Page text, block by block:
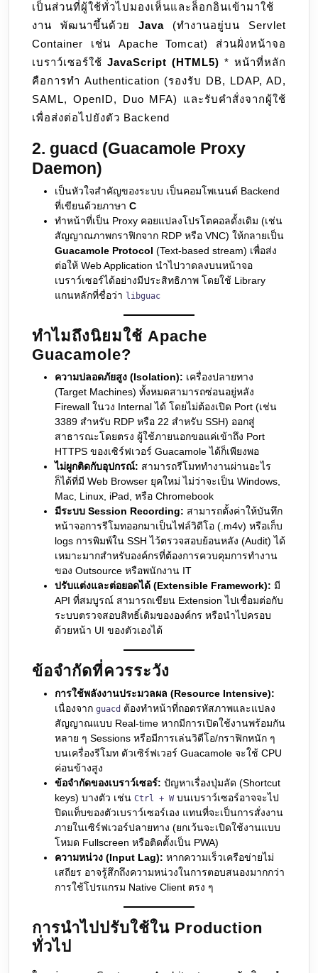
เป็นส่วนที่ผู้ใช้ทั่วไปมองเห็นและล็อกอินเข้ามาใช้
งาน พัฒนาขึ้นด้วย Java (ทำงานอยู่บน Servlet
Container เช่น Apache Tomcat) ส่วนฝั่งหน้าจอ
เบราว์เซอร์ใช้ JavaScript (HTML5) * หน้าที่หลัก
คือการทำ Authentication (รองรับ DB, LDAP, AD,
SAML, OpenID, Duo MFA) และรับคำสั่งจากผู้ใช้
เพื่อส่งต่อไปยังตัว Backend
2. guacd (Guacamole Proxy
Daemon)
เป็นหัวใจสำคัญของระบบ เป็นคอมโพเนนต์ Backend
ที่เขียนด้วยภาษา C
ทำหน้าที่เป็น Proxy คอยแปลงโปรโตคอลดั้งเดิม (เช่น
สัญญาณภาพกราฟิกจาก RDP หรือ VNC) ให้กลายเป็น
Guacamole Protocol (Text-based stream) เพื่อส่ง
ต่อให้ Web Application นำไปวาดลงบนหน้าจอ
เบราว์เซอร์ได้อย่างมีประสิทธิภาพ โดยใช้ Library
แกนหลักที่ชื่อว่า libguac
ทำไมถึงนิยมใช้ Apache
Guacamole?
ความปลอดภัยสูง (Isolation): เครื่องปลายทาง
(Target Machines) ทั้งหมดสามารถซ่อนอยู่หลัง
Firewall ในวง Internal ได้ โดยไม่ต้องเปิด Port (เช่น
3389 สำหรับ RDP หรือ 22 สำหรับ SSH) ออกสู่
สาธารณะโดยตรง ผู้ใช้ภายนอกขอแค่เข้าถึง Port
HTTPS ของเซิร์ฟเวอร์ Guacamole ได้ก็เพียงพอ
ไม่ผูกติดกับอุปกรณ์: สามารถรีโมททำงานผ่านอะไร
ก็ได้ที่มี Web Browser ยุคใหม่ ไม่ว่าจะเป็น Windows,
Mac, Linux, iPad, หรือ Chromebook
มีระบบ Session Recording: สามารถตั้งค่าให้บันทึก
หน้าจอการรีโมทออกมาเป็นไฟล์วิดีโอ (.m4v) หรือเก็บ
logs การพิมพ์ใน SSH ไว้ตรวจสอบย้อนหลัง (Audit) ได้
เหมาะมากสำหรับองค์กรที่ต้องการควบคุมการทำงาน
ของ Outsource หรือพนักงาน IT
ปรับแต่งและต่อยอดได้ (Extensible Framework): มี
API ที่สมบูรณ์ สามารถเขียน Extension ไปเชื่อมต่อกับ
ระบบตรวจสอบสิทธิ์เดิมขององค์กร หรือนำไปครอบ
ด้วยหน้า UI ของตัวเองได้
ข้อจำกัดที่ควรระวัง
การใช้พลังงานประมวลผล (Resource Intensive):
เนื่องจาก guacd ต้องทำหน้าที่ถอดรหัสภาพและแปลง
สัญญาณแบบ Real-time หากมีการเปิดใช้งานพร้อมกัน
หลาย ๆ Sessions หรือมีการเล่นวิดีโอ/กราฟิกหนัก ๆ
บนเครื่องรีโมท ตัวเซิร์ฟเวอร์ Guacamole จะใช้ CPU
ค่อนข้างสูง
ข้อจำกัดของเบราว์เซอร์: ปัญหาเรื่องปุ่มลัด (Shortcut
keys) บางตัว เช่น Ctrl + Wบนเบราว์เซอร์อาจจะไป
ปิดแท็บของตัวเบราว์เซอร์เอง แทนที่จะเป็นการสั่งงาน
ภายในเซิร์ฟเวอร์ปลายทาง (ยกเว้นจะเปิดใช้งานแบบ
โหมด Fullscreen หรือติดตั้งเป็น PWA)
ความหน่วง (Input Lag): หากความเร็วเครือข่ายไม่
เสถียร อาจรู้สึกถึงความหน่วงในการตอบสนองมากกว่า
การใช้โปรแกรม Native Client ตรง ๆ
การนำไปปรับใช้ใน Production
ทั่วไป